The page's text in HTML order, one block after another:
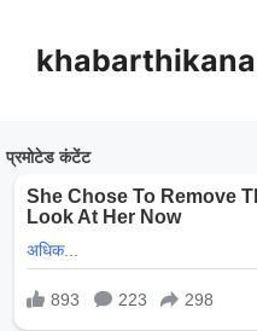
content